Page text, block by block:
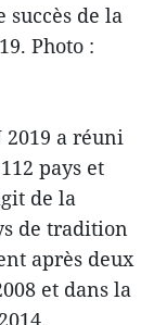
de la
Photo :
2019 a réuni
pays et
de la
de tradition
après deux
et dans la